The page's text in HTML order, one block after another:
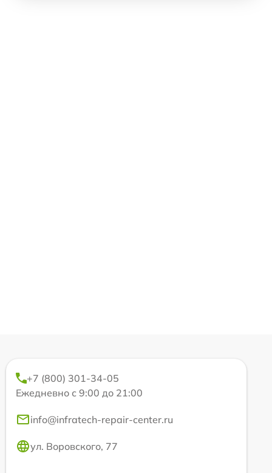
+7 (800) 301-34-05
Ежедневно с 9:00 до 21:00
info@infratech-repair-center.ru
ул. Воровского, 77